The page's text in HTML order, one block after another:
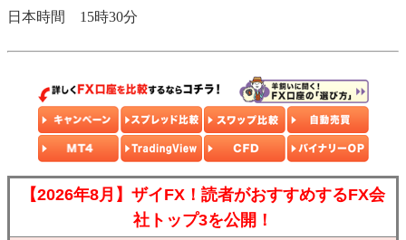
日本時間 15時30分
【2026年8月】ザイFX！読者がおすすめするFX会
社トップ3を公開！